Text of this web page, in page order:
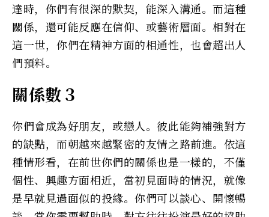
達時，你們有很深的默契，能深入溝通。而這種
關係，還可能反應在信仰、或藝術層面。相對在
這一世，你們在精神方面的相通性，也會超出人
們預料。
關係數３
你們會成為好朋友，或戀人。彼此能夠補強對方
的缺點，而朝越來越緊密的友情之路前進。依這
種情形看，在前世你們的關係也是一樣的，不僅
個性、興趣方面相近，當初見面時的情況，就像
是早就見過面似的投緣。你們可以談心、開懷暢